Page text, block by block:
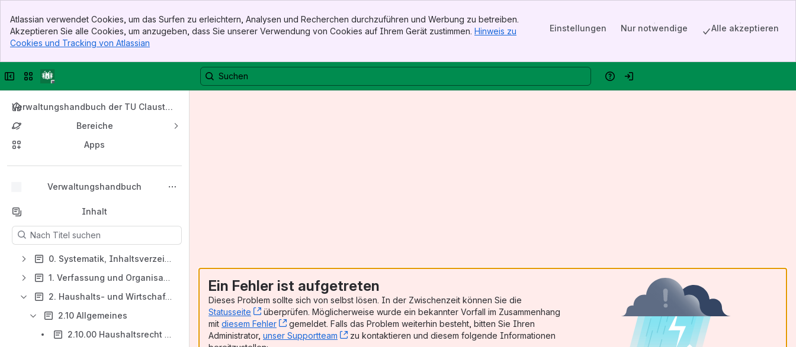
Banner
Top Bar
Sidebar
Atlassian verwendet Cookies, um das Surfen zu erleichtern, Analysen und Recherchen durchzuführen und Werbung zu betreiben.
Akzeptieren Sie alle Cookies, um anzugeben, dass Sie unserer Verwendung von Cookies auf Ihrem Gerät zustimmen. Hinweis zu
Cookies und Tracking von Atlassian
Einstellungen Nur notwendige Alle akzeptieren
Seitenleiste reduzieren
Sites oder Apps wechseln HilfeEinloggen
Verwaltungshandbuch der TU Claustha
Bereiche
Apps
Verwaltungshandbuch
Nach oben
Inhalt
Die Ergebnisse werden aktualisiert, während Sie tippen.
0. Systematik, Inhaltsverzeichnis und Hinweise zur Benutzung
1. Verfassung und Organisation der Universität
2. Haushalts- und Wirtschaftsangelegenheiten
2.10 Allgemeines
2.10.00 Haushaltsrecht [Inhalt an anderer Stelle]
Ein Fehler ist aufgetreten
Dieses Problem sollte sich von selbst lösen. In der Zwischenzeit können Sie die
Statusseite
, (opens new window)
überprüfen. Möglicherweise wurde ein bekannter Vorfall im Zusammenhang
mit diesem Fehler , (opens new window)
gemeldet. Falls das Problem weiterhin besteht, bitten Sie Ihren
Administrator, unser Supportteam , (opens new window)
zu kontaktieren und diesem folgende Informationen